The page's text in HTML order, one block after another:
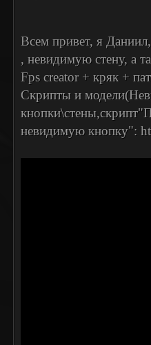
Всем привет, я
, невидимую стену, а
Fps creator + кряк +
Скрипты и
невидимую кнопку":